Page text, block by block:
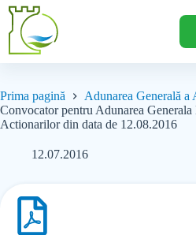
Prima pagină
Adunarea Generală a
Convocator pentru Adunarea Generala
Actionarilor din data de 12.08.2016
12.07.2016